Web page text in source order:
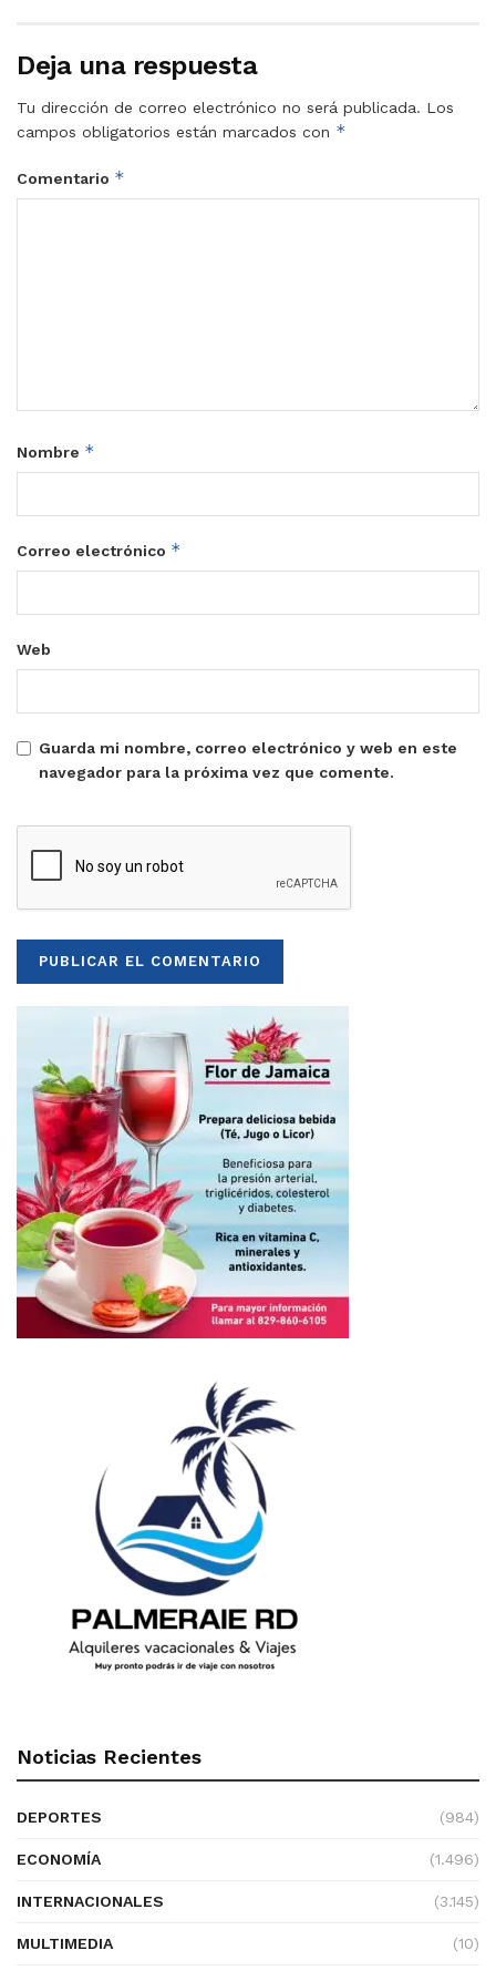
Deja una respuesta
Tu dirección de correo electrónico no será publicada. Los
campos obligatorios están marcados con *
Comentario *
Nombre *
Correo electrónico *
Web
Guarda mi nombre, correo electrónico y web en este
navegador para la próxima vez que comente.
Noticias Recientes
DEPORTES (984)
ECONOMÍA (1.496)
INTERNACIONALES (3.145)
MULTIMEDIA (10)